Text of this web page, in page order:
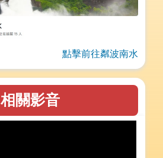
點擊前往粼波南水
相關影音